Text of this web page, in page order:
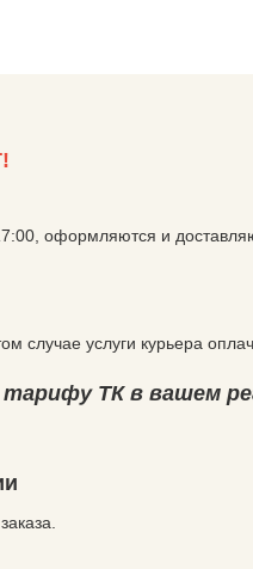
оформляются и
случае услуги курьера
ТК в вашем